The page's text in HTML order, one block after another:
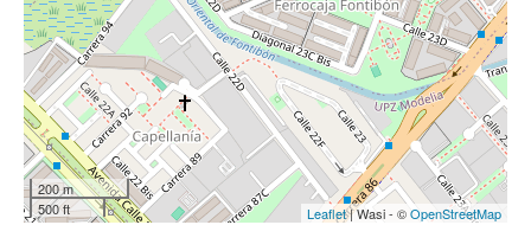
200 m
500 ft
Leaflet| Wasi - ©OpenStreetMap